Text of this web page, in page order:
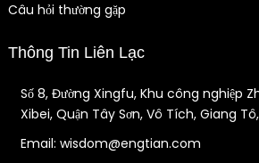
Câu hỏi thường gặp
Thông Tin Liên Lạc
Số 8, Đường Xingfu, Khu công nghiệp
Xibei, Quận Tây Sơn, Vô Tích, Giang
Email: wisdom@engtian.com